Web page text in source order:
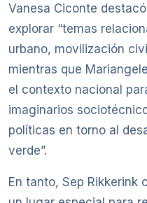
Vanesa Ciconte
explorar “temas
urbano, movilización
mientras que
el contexto nacional
imaginarios
políticas en torno al
verde”.
En tanto, Sep Rikkerink